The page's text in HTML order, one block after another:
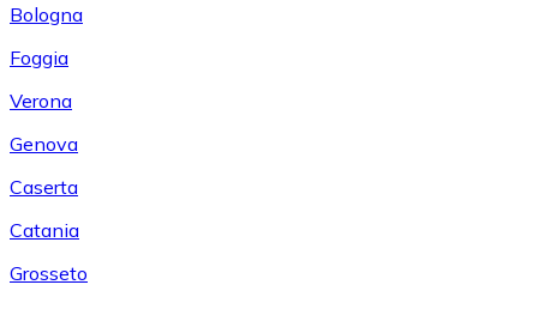
Bologna
Foggia
Verona
Genova
Caserta
Catania
Grosseto